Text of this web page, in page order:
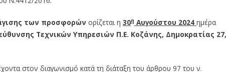
των προσφορών ορίζεται η 30η Αυγούστου 2024 ημέρα
Τεχνικών Υπηρεσιών Π.Ε. Κοζάνης, Δημοκρατίας 27,
στον διαγωνισμό κατά τη διάταξη του άρθρου 97 του ν.